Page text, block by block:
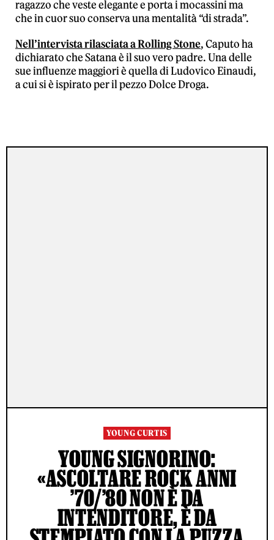
ragazzo che veste elegante e porta i mocassini ma
che in cuor suo conserva una mentalità “di strada”.
Nell’intervista rilasciata a Rolling Stone, Caputo ha
dichiarato che Satana è il suo vero padre. Una delle
sue influenze maggiori è quella di Ludovico Einaudi,
a cui si è ispirato per il pezzo Dolce Droga.
YOUNG CURTIS
YOUNG SIGNORINO:
«ASCOLTARE ROCK ANNI
’70/’80 NON È DA
INTENDITORE, È DA